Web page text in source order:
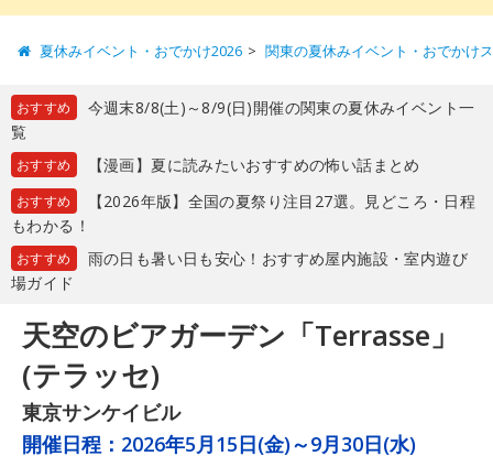
夏休みイベント・おでかけ2026 関東の夏休みイベント・おでかけ
おすすめ
今週末8/8(土)～8/9(日)開催の関東の夏休みイベント一
覧
おすすめ 【漫画】夏に読みたいおすすめの怖い話まとめ
おすすめ
【2026年版】全国の夏祭り注目27選。見どころ・日程
もわかる！
おすすめ
雨の日も暑い日も安心！おすすめ屋内施設・室内遊び
場ガイド
天空のビアガーデン「Terrasse」
(テラッセ)
東京サンケイビル
開催日程： 2026年5月15日(金)～9月30日(水)